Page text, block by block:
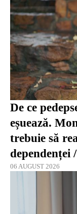
De ce
eșuează.
trebuie să
dependenței
06 AUGUST 2026